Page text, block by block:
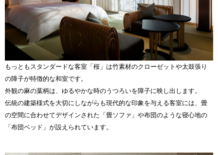
もっともスタンダードな客室「桜」は竹素材のクローゼットや太鼓張り
の障子が特徴的な和室です。
外観の麻の葉柄は、ゆるやかな時のうつろいを障子に映し出します。
伝統の建築様式を大切にしながらも現代的な印象を与える客室には 、畳
の空間に合わせてデザインされた「畳ソファ」や布団のような寝心地の
「布団ベッド」 が設えられています。